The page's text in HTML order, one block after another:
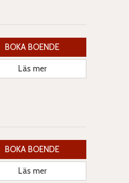
BOKA BOENDE
Läs mer
BOKA BOENDE
Läs mer